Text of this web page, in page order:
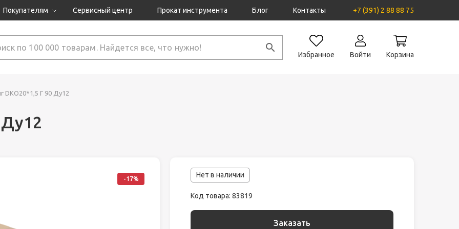
Покупателям
Как оформить заказ?
Сервисный центр Прокат инструмента Блог Контакты +7 (391) 2 88 88 75
Избранное Войти Корзина
DKO20*1,5 Г 90 Ду12
-17% Нет в наличии
Код товара: 83819
Заказать